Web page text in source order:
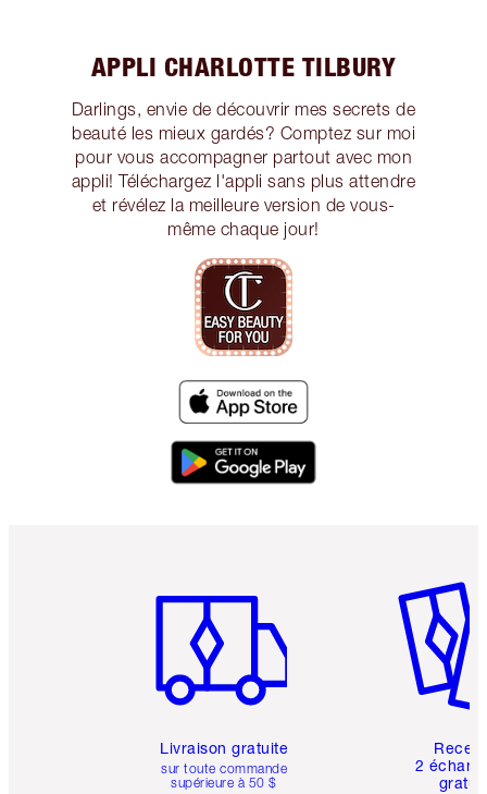
APPLI CHARLOTTE TILBURY
Darlings, envie de découvrir mes secrets de
beauté les mieux gardés? Comptez sur moi
pour vous accompagner partout avec mon
appli! Téléchargez l'appli sans plus attendre
et révélez la meilleure version de vous-
même chaque jour!
Livraison gratuite
sur toute commande
supérieure à 50 $
2